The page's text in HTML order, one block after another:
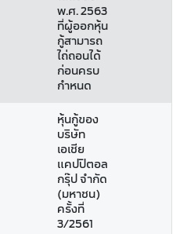
พ.ศ. 2563
ที่ผู้ออกหุ้น
กู้สามารถ
ไถ่ถอนได้
ก่อนครบ
กำหนด
หุ้นกู้ของ
บริษัท
เอเชีย
แคปปิตอล
กรุ๊ป จำกัด
(มหาชน)
ครั้งที่
3/2561